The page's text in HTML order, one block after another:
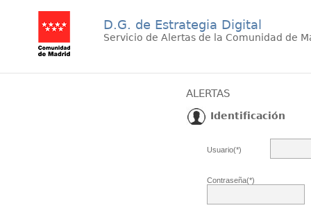
D.G. de Estrategia Digital
Servicio de Alertas de la Comunidad de
ALERTAS
Identificación
Usuario(*)
Contraseña(*)